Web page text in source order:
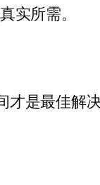
实所需。
是最佳解